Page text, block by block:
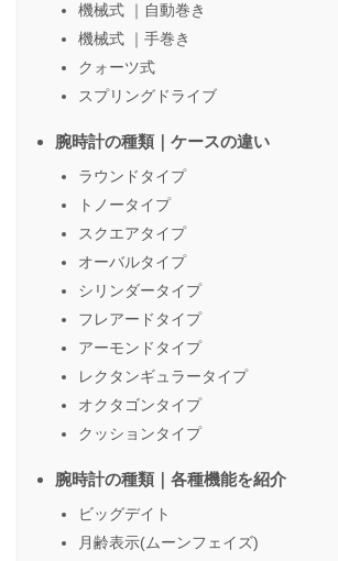
機械式 ｜自動巻き
機械式 ｜手巻き
クォーツ式
スプリングドライブ
腕時計の種類｜ケースの違い
ラウンドタイプ
トノータイプ
スクエアタイプ
オーバルタイプ
シリンダータイプ
フレアードタイプ
アーモンドタイプ
レクタンギュラータイプ
オクタゴンタイプ
クッションタイプ
腕時計の種類｜各種機能を紹介
ビッグデイト
月齢表示(ムーンフェイズ)